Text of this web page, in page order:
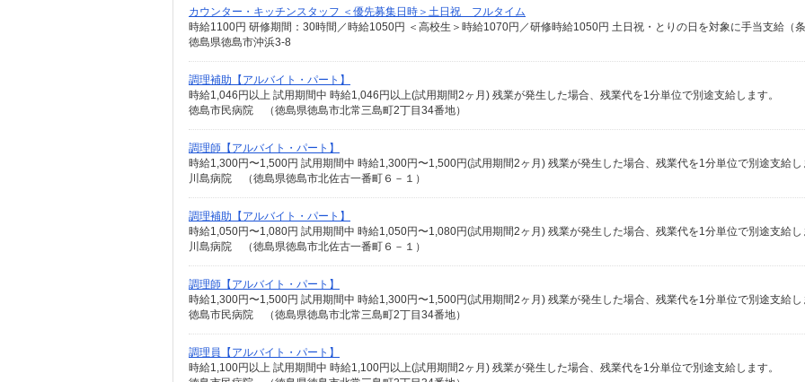
カウンター・キッチンスタッフ ＜優先募集日時＞土日祝 フルタイム
徳島県徳島市沖浜3-8
調理補助【アルバイト・パート】
時給1,046円以上 試用期間中 時給1,046円以上(試用期間2ヶ月) 残業が発生した場合、残業代を1分単位で別途支給します。
徳島市民病院 （徳島県徳島市北常三島町2丁目34番地）
調理師【アルバイト・パート】
時給1,300円〜1,500円 試用期間中 時給1,300円〜1,500円(試用期間2ヶ月) 残業が発生した場合、残業代を1分単位で別途支給し
川島病院 （徳島県徳島市北佐古一番町６－１）
調理補助【アルバイト・パート】
時給1,050円〜1,080円 試用期間中 時給1,050円〜1,080円(試用期間2ヶ月) 残業が発生した場合、残業代を1分単位で別途支給し
川島病院 （徳島県徳島市北佐古一番町６－１）
調理師【アルバイト・パート】
時給1,300円〜1,500円 試用期間中 時給1,300円〜1,500円(試用期間2ヶ月) 残業が発生した場合、残業代を1分単位で別途支給し
徳島市民病院 （徳島県徳島市北常三島町2丁目34番地）
調理員【アルバイト・パート】
時給1,100円以上 試用期間中 時給1,100円以上(試用期間2ヶ月) 残業が発生した場合、残業代を1分単位で別途支給します。